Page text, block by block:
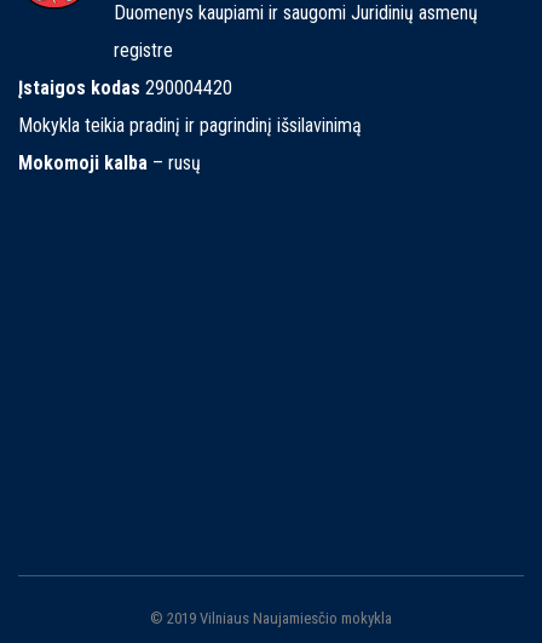
Duomenys kaupiami ir saugomi Juridinių asmenų
registre
Įstaigos kodas 290004420
Mokykla teikia pradinį ir pagrindinį išsilavinimą
Mokomoji kalba – rusų
© 2019 Vilniaus Naujamiesčio mokykla